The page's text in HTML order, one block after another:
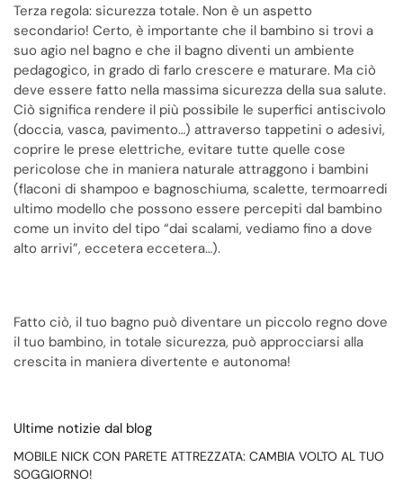
Terza regola: sicurezza totale. Non è un aspetto
secondario! Certo, è importante che il bambino si trovi a
suo agio nel bagno e che il bagno diventi un ambiente
pedagogico, in grado di farlo crescere e maturare. Ma ciò
deve essere fatto nella massima sicurezza della sua salute.
Ciò significa rendere il più possibile le superfici antiscivolo
(doccia, vasca, pavimento…) attraverso tappetini o adesivi,
coprire le prese elettriche, evitare tutte quelle cose
pericolose che in maniera naturale attraggono i bambini
(flaconi di shampoo e bagnoschiuma, scalette, termoarredi
ultimo modello che possono essere percepiti dal bambino
come un invito del tipo “dai scalami, vediamo fino a dove
alto arrivi”, eccetera eccetera…).
Fatto ciò, il tuo bagno può diventare un piccolo regno dove
il tuo bambino, in totale sicurezza, può approcciarsi alla
crescita in maniera divertente e autonoma!
Ultime notizie dal blog
MOBILE NICK CON PARETE ATTREZZATA: CAMBIA VOLTO AL TUO
SOGGIORNO!